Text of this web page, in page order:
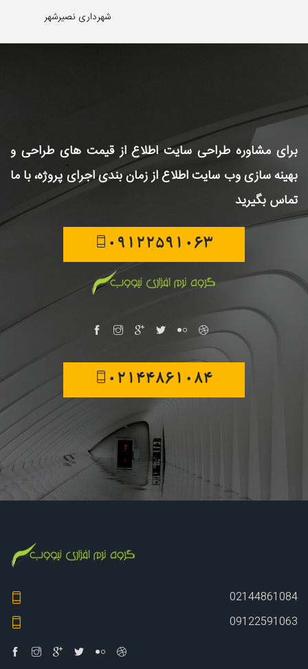
شهرداری نصیرشهر
برای مشاوره طراحی سایتاطلاع از قیمت های طراحی و
بهینه سازی وب سایتاطلاع از زمان بندی اجرای پروژه، با ما
تماس بگیرید
09122591063
02144861084
02144861084
09122591063